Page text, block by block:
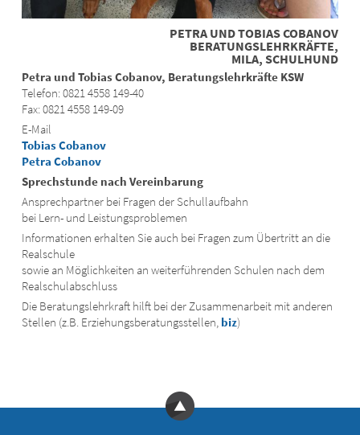
PETRA UND TOBIAS COBANOV
BERATUNGSLEHRKRÄFTE,
MILA, SCHULHUND
Petra und Tobias Cobanov, Beratungslehrkräfte KSW
Telefon: 0821 4558 149-40
Fax: 0821 4558 149-09
E-Mail
Tobias Cobanov
Petra Cobanov
Sprechstunde nach Vereinbarung
Ansprechpartner bei Fragen der Schullaufbahn
bei Lern- und Leistungsproblemen
Informationen erhalten Sie auch bei Fragen zum Übertritt an die
Realschule
sowie an Möglichkeiten an weiterführenden Schulen nach dem
Realschulabschluss
Die Beratungslehrkraft hilft bei der Zusammenarbeit mit anderen
Stellen (z.B. Erziehungsberatungsstellen, biz)